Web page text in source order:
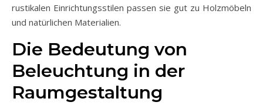
rustikalen Einrichtungsstilen passen sie gut zu Holzmöbeln
und natürlichen Materialien.
Die Bedeutung von
Beleuchtung in der
Raumgestaltung